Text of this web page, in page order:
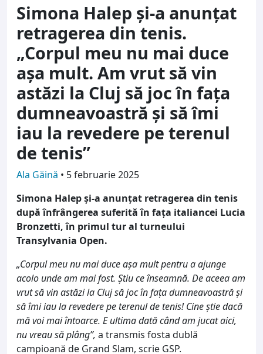
Simona Halep şi-a anunţat
retragerea din tenis.
„Corpul meu nu mai duce
aşa mult. Am vrut să vin
astăzi la Cluj să joc în faţa
dumneavoastră şi să îmi
iau la revedere pe terenul
de tenis”
Ala Găină • 5 februarie 2025
Simona Halep şi-a anunţat retragerea din tenis
după înfrângerea suferită în faţa italiancei Lucia
Bronzetti, în primul tur al turneului
Transylvania Open.
„Corpul meu nu mai duce aşa mult pentru a ajunge
acolo unde am mai fost. Ştiu ce înseamnă. De aceea am
vrut să vin astăzi la Cluj să joc în faţa dumneavoastră şi
să îmi iau la revedere pe terenul de tenis! Cine ştie dacă
mă voi mai întoarce. E ultima dată când am jucat aici,
nu vreau să plâng”, a transmis fosta dublă
campioană de Grand Slam, scrie GSP.